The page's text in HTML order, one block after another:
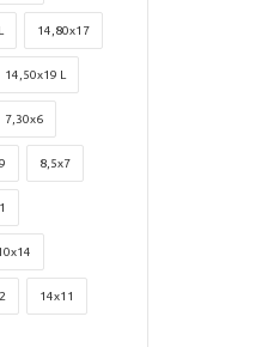
14,80x17
14,50x19 L
7,30x6
8,5x7
14x11